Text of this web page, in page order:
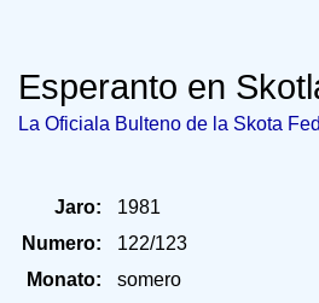
Esperanto en
La Oficiala Bulteno de la Skota
Jaro:
1981
Numero:
122/123
Monato:
somero